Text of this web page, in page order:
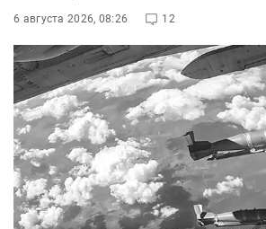
6 августа 2026, 08:26 12